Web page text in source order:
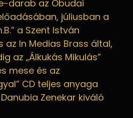
darab az Óbudai
júliusban a
a Szent István
az In Medias Brass által,
az „Álkukás Mikulás”
mese és az
CD teljes anyaga
Zenekar kiváló